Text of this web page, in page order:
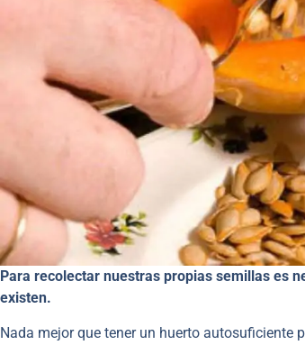
Para recolectar nuestras propias semillas es
existen.
Nada mejor que tener un huerto autosuficiente